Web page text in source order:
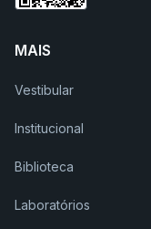
MAIS
Vestibular
Institucional
Biblioteca
Laboratórios